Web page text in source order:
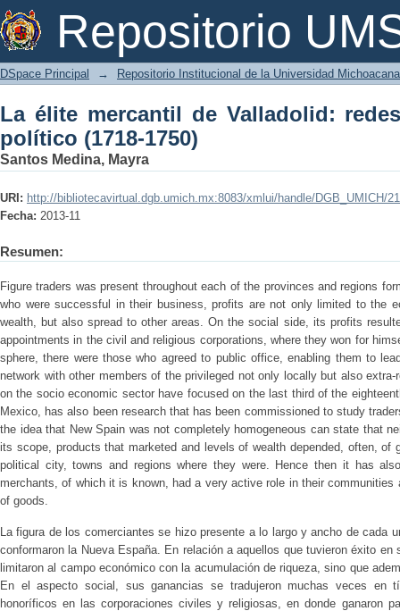
Repositorio
La élite mercantil de Valladolid:
DSpace Principal → Repositorio Institucional de la Universidad
La élite mercantil de Valladolid:
político (1718-1750)
Santos Medina, Mayra
URI: http://bibliotecavirtual.dgb.umich.mx:8083/xmlui/handle/DGB_UMICH/
Fecha: 2013-11
Resumen:
Figure traders was present throughout each of the provinces and regions
who were successful in their business, profits are not only limited to the
wealth, but also spread to other areas. On the social side, its profits
appointments in the civil and religious corporations, where they won for
sphere, there were those who agreed to public office, enabling them to
network with other members of the privileged not only locally but also
on the socio economic sector have focused on the last third of the
Mexico, has also been research that has been commissioned to study
the idea that New Spain was not completely homogeneous can state that
its scope, products that marketed and levels of wealth depended, often, of
political city, towns and regions where they were. Hence then it has
merchants, of which it is known, had a very active role in their communities
of goods.
La figura de los comerciantes se hizo presente a lo largo y ancho de cada
conformaron la Nueva España. En relación a aquellos que tuvieron éxito
limitaron al campo económico con la acumulación de riqueza, sino que
En el aspecto social, sus ganancias se tradujeron muchas veces en
honoríficos en las corporaciones civiles y religiosas, en donde ganaron